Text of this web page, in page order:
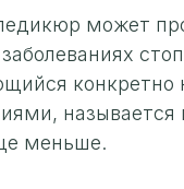
может
меньше.